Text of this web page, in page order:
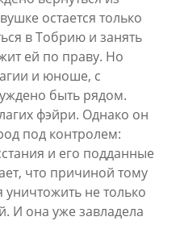
остается только
в Тобрию и занять
ей по праву. Но
и юноше, с
быть рядом.
фэйри. Однако он
под контролем:
и его подданные
что причиной тому
не только
И она уже завладела